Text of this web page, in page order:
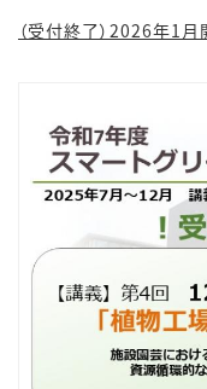
（受付終了）2026年1月